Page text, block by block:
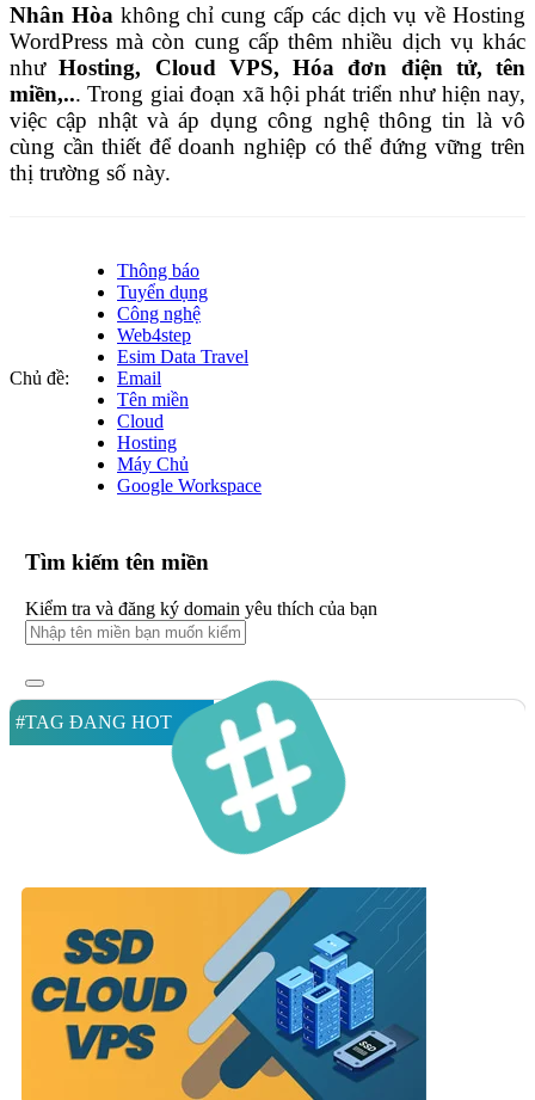
Nhân Hòa không chỉ cung cấp các dịch vụ về Hosting
WordPress mà còn cung cấp thêm nhiều dịch vụ khác
nhưHosting, Cloud VPS, Hóa đơn điện tử, tên
miền,... Trong giai đoạn xã hội phát triển như hiện nay,
việc cập nhật và áp dụng công nghệ thông tin là vô
cùng cần thiết để doanh nghiệp có thể đứng vững trên
thị trường số này.
Chủ đề:
Thông báo
Tuyển dụng
Công nghệ
Web4step
Esim Data Travel
Email
Tên miền
Cloud
Hosting
Máy Chủ
Google Workspace
Tìm kiếm tên miền
Kiểm tra và đăng ký domain yêu thích của bạn
#TAG ĐANG HOT